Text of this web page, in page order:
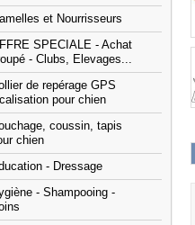
et Nourrisseurs
SPECIALE - Achat
- Clubs, Elevages...
de repérage GPS
pour chien
coussin, tapis
chien
- Dressage
- Shampooing -